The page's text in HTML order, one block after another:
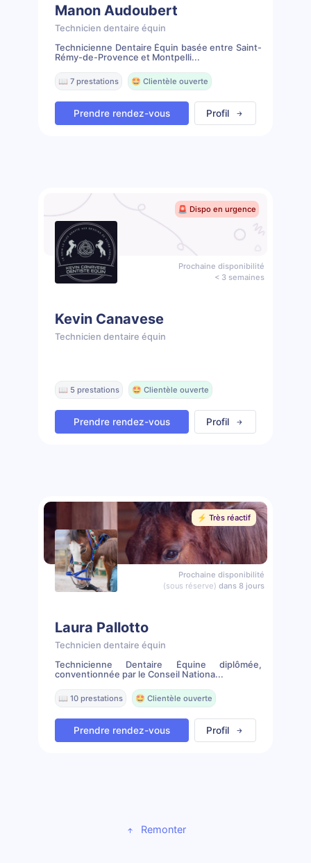
Manon Audoubert
Technicien dentaire équin
Technicienne Dentaire Équin basée entre Saint-
Rémy-de-Provence et Montpelli...
📖 7 prestations 🤩 Clientèle ouverte
Prendre rendez-vous Profil
🚨 Dispo en urgence
Prochaine disponibilité
< 3 semaines
Kevin Canavese
Technicien dentaire équin
📖 5 prestations 🤩 Clientèle ouverte
Prendre rendez-vous Profil
⚡️ Très réactif
Prochaine disponibilité
(sous réserve) dans 8 jours
Laura Pallotto
Technicien dentaire équin
Technicienne Dentaire Équine diplômée,
conventionnée par le Conseil Nationa...
📖 10 prestations 🤩 Clientèle ouverte
Prendre rendez-vous Profil
Remonter